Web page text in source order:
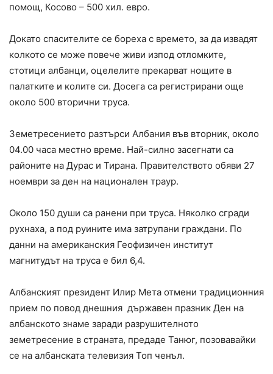
помощ, Косово – 500 хил. евро.
Докато спасителите се бореха с времето, за да извадят
колкото се може повече живи изпод отломките,
стотици албанци, оцелелите прекарват нощите в
палатките и колите си. Досега са регистрирани още
около 500 вторични труса.
Земетресението разтърси Албания във вторник, около
04.00 часа местно време. Най-силно засегнати са
районите на Дурас и Тирана. Правителството обяви 27
ноември за ден на национален траур.
Около 150 души са ранени при труса. Няколко сгради
рухнаха, а под руините има затрупани граждани. По
данни на американския Геофизичен институт
магнитудът на труса е бил 6,4.
Албанският президент Илир Мета отмени традиционния
прием по повод днешния държавен празник Ден на
албанското знаме заради разрушителното
земетресение в страната, предаде Танюг, позовавайки
се на албанската телевизия Топ ченъл.